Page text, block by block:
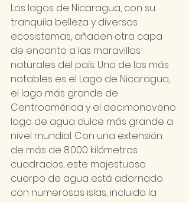
Los lagos de Nicaragua, con su
tranquila belleza y diversos
ecosistemas, añaden otra capa
de encanto a las maravillas
naturales del país. Uno de los más
notables es el Lago de Nicaragua,
el lago más grande de
Centroamérica y el decimonoveno
lago de agua dulce más grande a
nivel mundial. Con una extensión
de más de 8.000 kilómetros
cuadrados, este majestuoso
cuerpo de agua está adornado
con numerosas islas, incluida la